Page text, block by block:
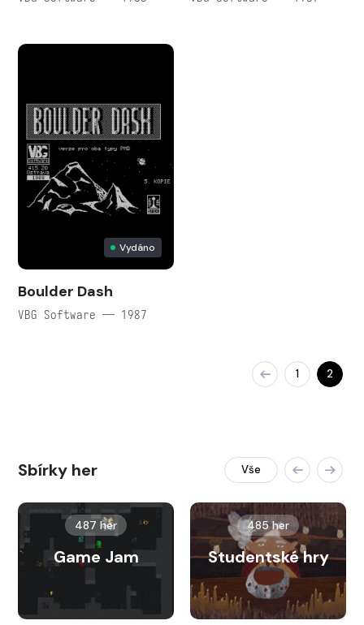
Vydáno
Boulder Dash
VBG Software — 1987
1 2
Sbírky her Vše
487 her
Game Jam
485 her
Studentské hry